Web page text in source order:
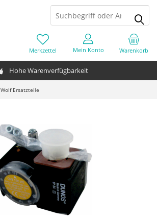
Hohe Warenverfügbarkeit
Warenkorb
Merkzettel Mein Konto
Wolf Ersatzteile